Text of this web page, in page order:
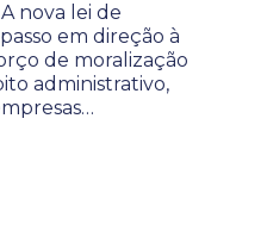
nova lei de
em direção à
de moralização
administrativo,